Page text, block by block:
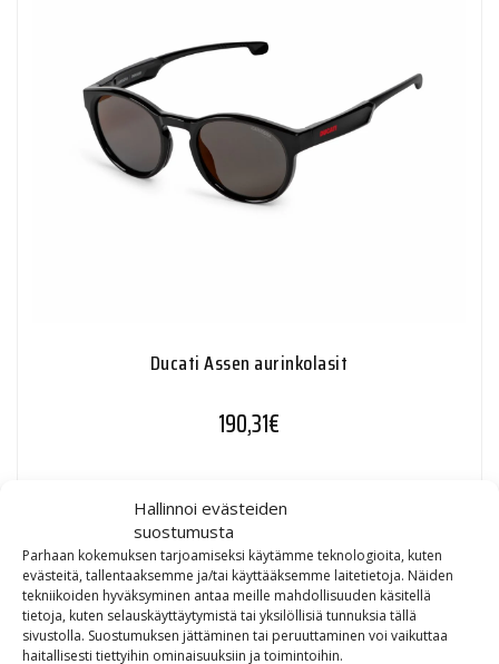
Hallinnoi evästeiden
suostumusta
Parhaan kokemuksen tarjoamiseksi käytämme teknologioita, kuten
evästeitä, tallentaaksemme ja/tai käyttääksemme laitetietoja. Näiden
tekniikoiden hyväksyminen antaa meille mahdollisuuden käsitellä
tietoja, kuten selauskäyttäytymistä tai yksilöllisiä tunnuksia tällä
sivustolla. Suostumuksen jättäminen tai peruuttaminen voi vaikuttaa
haitallisesti tiettyihin ominaisuuksiin ja toimintoihin.
Ducati Assen aurinkolasit
190,31€
TUOTTEET